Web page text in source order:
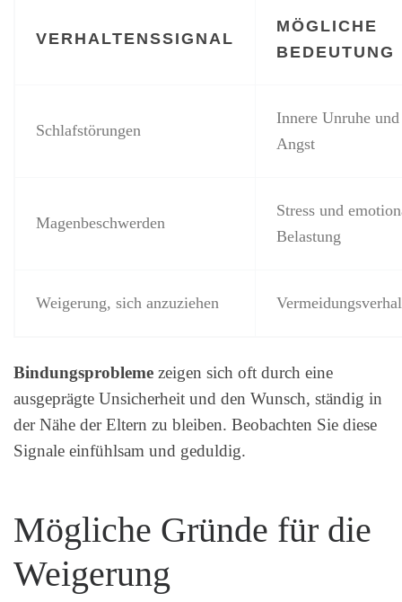
VERHALTENSSIGNAL
MÖGLICHE
BEDEUTUNG
Schlafstörungen
Innere Unruhe und
Angst
Magenbeschwerden
Stress und
Belastung
Weigerung, sich anzuziehen
Bindungsprobleme zeigen sich oft durch eine
ausgeprägte Unsicherheit und den Wunsch, ständig in
der Nähe der Eltern zu bleiben. Beobachten Sie diese
Signale einfühlsam und geduldig.
Mögliche Gründe für die
Weigerung